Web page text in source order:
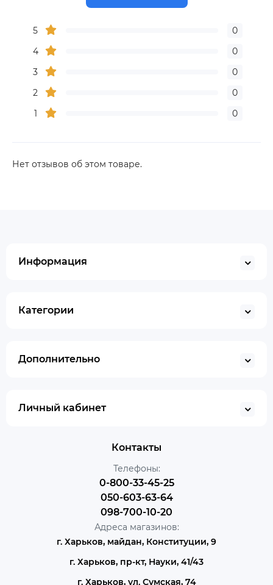
5
0
4
0
3
0
2
0
1
0
Нет отзывов об этом товаре.
Информация
Категории
Дополнительно
Личный кабинет
Контакты
Телефоны:
0-800-33-45-25
050-603-63-64
098-700-10-20
Адреса магазинов:
г. Харьков, майдан, Конституции, 9
г. Харьков, пр-кт, Науки, 41/43
г. Харьков, ул. Сумская, 74